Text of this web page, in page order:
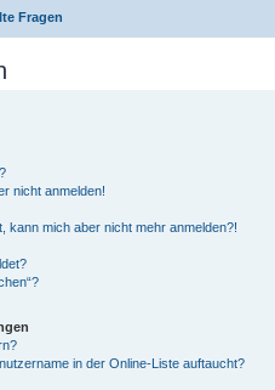
Fragen
nicht anmelden!
kann mich aber nicht mehr anmelden?!
in der Online-Liste auftaucht?